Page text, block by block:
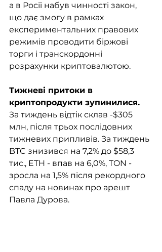
а в Росії набув чинності закон,
що дає змогу в рамках
експериментальних правових
режимів проводити біржові
торги і транскордонні
розрахунки криптовалютою.
Тижневі притоки в
криптопродукти зупинилися.
За тиждень відтік склав -$305
млн, після трьох послідовних
тижневих припливів. За тиждень
BTC знизився на 7,2% до $58,3
тис., ETH - впав на 6,0%, TON -
зросла на 1,5% після рекордного
спаду на новинах про арешт
Павла Дурова.